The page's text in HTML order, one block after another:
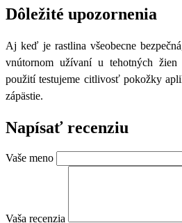
Dôležité upozornenia
Aj keď je rastlina všeobecne
vnútornom užívaní u tehotných
použití testujeme citlivosť pokožky
zápästie.
Napísať recenziu
Vaše meno
Vaša recenzia